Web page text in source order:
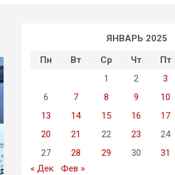
ЯНВАРЬ 2025
Пн
Вт Ср Чт Пт
1
2 3
6
7 8 9 10
13
14 15 16 17
20
21 22 23 24
27
28 29 30
31
« Дек
Фев »